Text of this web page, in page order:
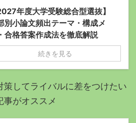
年度大学受験総合型選抜】
別小論文頻出テーマ・構成メ
合格答案作成法を徹底解説
続きを見る
策してライバルに差をつけたい
事がオススメ